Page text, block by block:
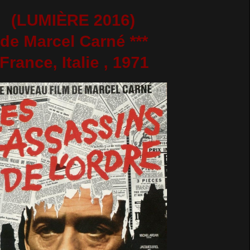
(LUMIÈRE 2016)
de Marcel Carné ***
France, Italie , 1971